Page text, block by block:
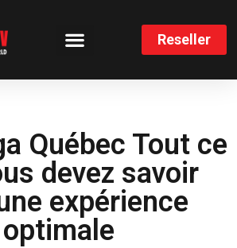
Reseller
Québec Tout ce
devez savoir
expérience
optimale